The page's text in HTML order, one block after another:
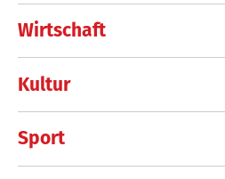
Wirtschaft
Kultur
Sport